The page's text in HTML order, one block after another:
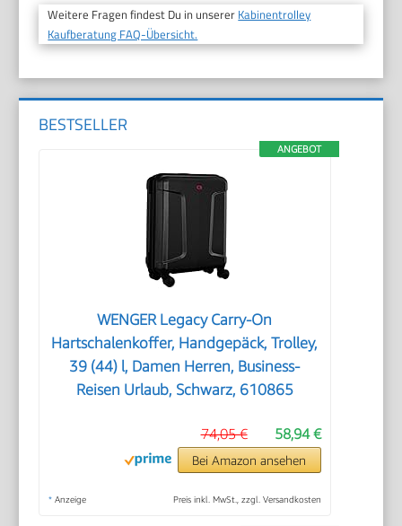
Weitere Fragen findest Du in unserer Kabinentrolley
Kaufberatung FAQ-Übersicht.
BESTSELLER
ANGEBOT
WENGER Legacy Carry-On
Hartschalenkoffer, Handgepäck, Trolley,
39 (44) l, Damen Herren, Business-
Reisen Urlaub, Schwarz, 610865
58,94 €
74,05 €
Bei Amazon ansehen
* Anzeige Preis inkl. MwSt., zzgl. Versandkosten